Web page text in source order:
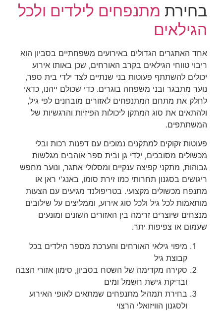
בחירת מתנפחים לילדים ולכל
הגילאים
אחד האתגרים הגדולים באירועים משפחתיים בסביון הוא
ריבוי טווחי הגילאים בקרב האורחים, שכן באותו אירוע
יכולים להשתתף פעוטות בני שנתיים לצד ילדי בית ספר,
נוער מתבגר ובני משפחה בוגרים. כדי שכולם ייהנו, כדאי
לחלק את מתחם המתנפחים לאזורים מובחנים לפי גיל,
ולהתאים את סוג המתקן ליכולות הפיזיות והרגשיות של
המשתתפים.
פעוטות זקוקים למתקנים נמוכים עם דפנות רכות ובלי
מכשולים מסובכים, ילדי גן ובית ספר אוהבים מגלשות
גבוהות, מתקני קפיצה ענקיים ומסלולי אתגר, ונוער מחפש
ריגושים בסגנון תחרותי כמו זירת סומו, באנג'י ראן או
מתנפח מכשולים מקצועי. בטריפולנד מגיעים עם הצעות
מותאמות לכל גיל ולכל סוג אירוע, וממליצים על שילובים
מנצחים שיוצרים זרימה בין האזורים השונים ומונעים
שעמום או צפיפות יתר.
מיפוי גילאי האורחים והערכת מספר הילדים בכל
קבוצת גיל
סקירה מקדימה של השטח בסביון, סימון אזורי הצבה
ובדיקת גישת חשמל ומים
בחירת תמהיל מתנפחים שמתאים לאופי האירוע
ולסגנון הוויזואלי הרצוי